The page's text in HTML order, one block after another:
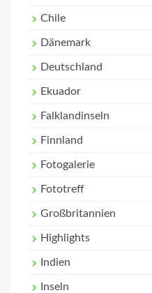
Chile
Dänemark
Deutschland
Ekuador
Falklandinseln
Finnland
Fotogalerie
Fototreff
Großbritannien
Highlights
Indien
Inseln